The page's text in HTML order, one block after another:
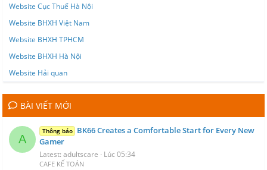
Website Cục Thuế Hà Nội
Website BHXH Việt Nam
Website BHXH TPHCM
Website BHXH Hà Nội
Website Hải quan
BÀI VIẾT MỚI
A
Thông báo BK66 Creates a Comfortable Start for Every New
Gamer
Latest: adultscare Lúc 05:34
CAFE KẾ TOÁN